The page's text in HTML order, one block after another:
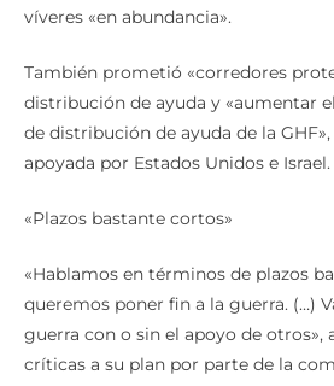
víveres «en abundancia».
También prometió «corredores
distribución de ayuda y «aumentar
de distribución de ayuda de la
apoyada por Estados Unidos e Israel.
«Plazos bastante cortos»
«Hablamos en términos de plazos
queremos poner fin a la guerra. (…)
guerra con o sin el apoyo de otros»,
críticas a su plan por parte de la